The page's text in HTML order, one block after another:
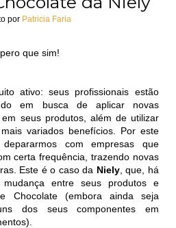
por Patricia Faria
que sim!
ativo: seus profissionais estão
em busca de aplicar novas
seus produtos, além de utilizar
variados benefícios. Por este
com empresas que
certa frequência, trazendo novas
Este é o caso da Niely, que, há
entre seus produtos e
Chocolate (embora ainda seja
dos seus componentes em